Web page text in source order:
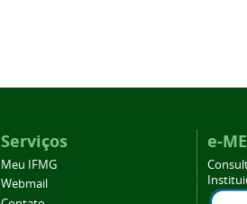
Serviços
Meu IFMG
Webmail
e-